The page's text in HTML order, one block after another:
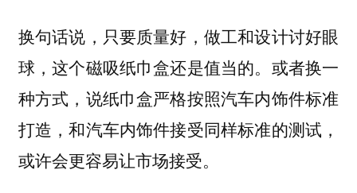
换句话说，只要质量好，做工和设计讨好眼
球，这个磁吸纸巾盒还是值当的。 或者换一
种方式，说纸巾盒严格按照汽车内饰件标准
打造，和汽车内饰件接受同样标准的测试，
或许会更容易让市场接受。